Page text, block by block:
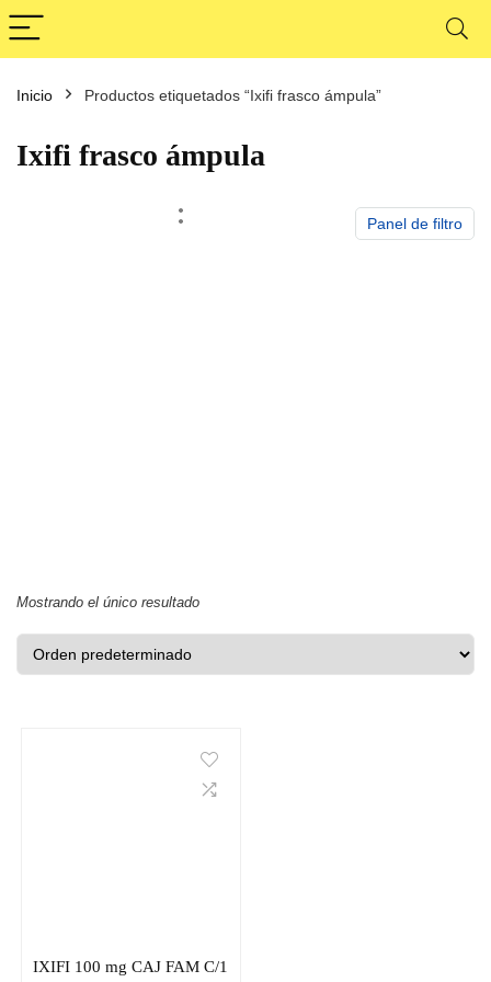
Inicio Productos etiquetados “Ixifi frasco ámpula”
Ixifi frasco ámpula
Panel de filtro
Mostrando el único resultado
IXIFI 100 mg CAJ FAM C/1